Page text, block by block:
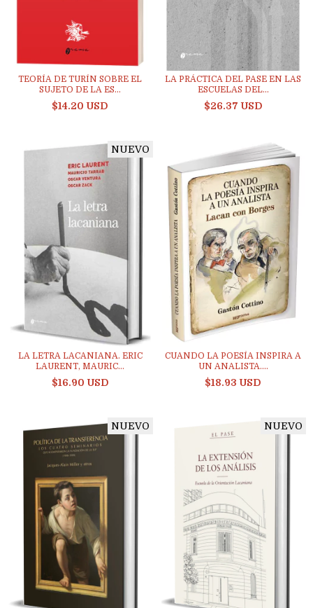
TEORÍA DE TURÍN SOBRE EL
SUJETO DE LA ES...
$14.20 USD
LA PRÁCTICA DEL PASE EN LAS
ESCUELAS DEL...
$26.37 USD
NUEVO
LA LETRA LACANIANA. ERIC
LAURENT, MAURIC...
$16.90 USD
CUANDO LA POESÍA INSPIRA A
UN ANALISTA....
$18.93 USD
NUEVO NUEVO